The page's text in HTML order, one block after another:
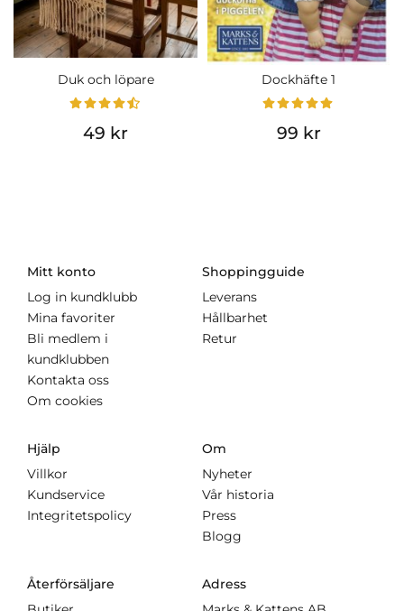
Duk och löpare
49 kr
Dockhäfte 1
99 kr
Mitt konto
Log in kundklubb
Mina favoriter
Bli medlem i
kundklubben
Kontakta oss
Om cookies
Shoppingguide
Leverans
Hållbarhet
Retur
Hjälp
Villkor
Kundservice
Integritetspolicy
Om
Nyheter
Vår historia
Press
Blogg
Återförsäljare Adress